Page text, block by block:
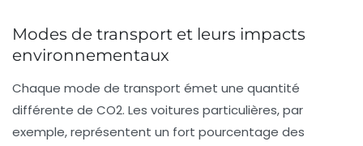
Modes de transport et leurs impacts
environnementaux
Chaque mode de transport émet une quantité
différente de CO2. Les voitures particulières, par
exemple, représentent un fort pourcentage des